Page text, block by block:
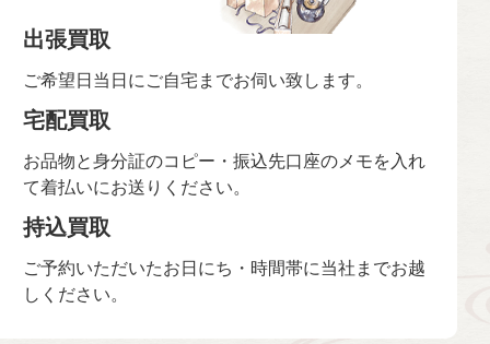
出張買取
ご希望日当日にご自宅までお伺い致します。
宅配買取
お品物と身分証のコピー・振込先口座のメモを入れ
て着払いにお送りください。
持込買取
ご予約いただいたお日にち・時間帯に当社までお越
しください。